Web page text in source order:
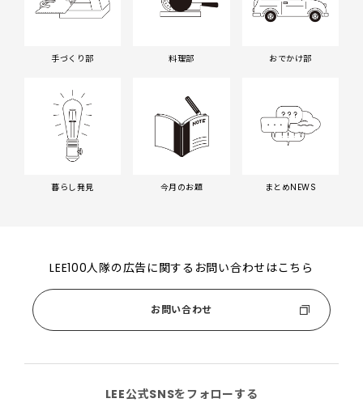
手づくり部 料理部 おでかけ部
暮らし発見 今月のお題 まとめNEWS
LEE100人隊の広告に関するお問い合わせはこちら
お問い合わせ
LEE公式SNSをフォローする